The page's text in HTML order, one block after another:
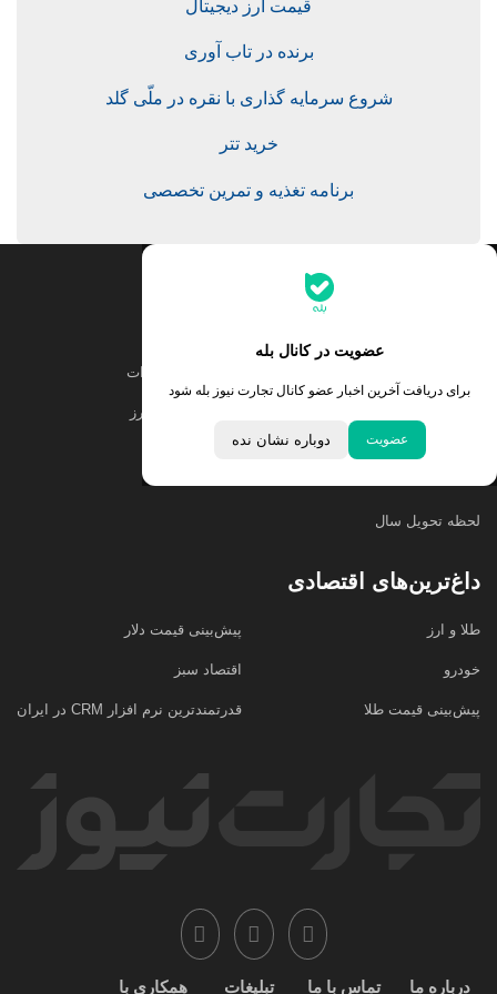
قیمت ارز دیجیتال
برنده در تاب آوری
شروع سرمایه گذاری با نقره در ملّی گلد
خرید تتر
برنامه تغذیه و تمرین تخصصی
عضویت در کانال بله
برای دریافت آخرین اخبار عضو کانال تجارت نیوز بله شود
عضویت دوباره نشان نده
جدیدترین قیمت‌ها
قیمت درهم امارات
ابزار تبدیل نرخ ارز
لحظه تحویل سال
داغ‌ترین‌های اقتصادی
طلا و ارز
خودرو
پیش‌بینی قیمت طلا
پیش‌بینی قیمت دلار
اقتصاد سبز
قدرتمندترین نرم‌ افزار CRM در ایران
درباره ما تماس با ما تبلیغات همکاری با